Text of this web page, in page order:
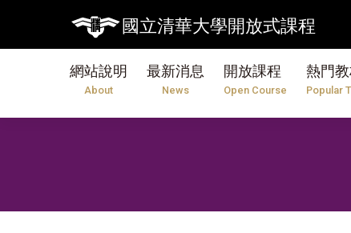
國立清華大學開放式課程
網站說明
About
最新消息
News
開放課程
Open Course
熱門
Popular